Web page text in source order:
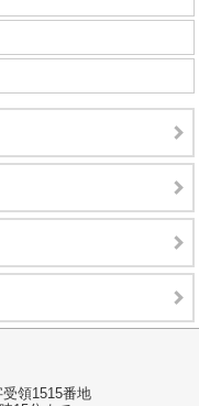
領1515番地